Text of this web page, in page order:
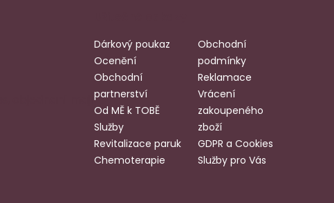
Dárkový poukaz
Ocenění
Obchodní
partnerství
Od MĚ k TOBĚ
Služby
Revitalizace paruk
Chemoterapie
Obchodní
podmínky
Reklamace
Vrácení
zakoupeného
zboží
GDPR a Cookies
Služby pro Vás